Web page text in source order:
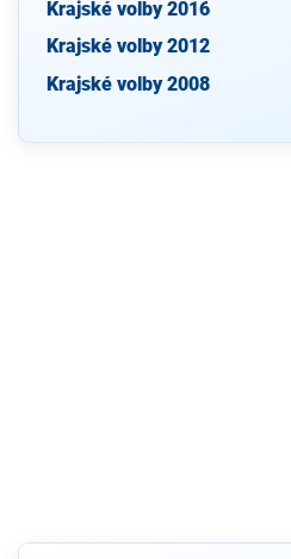
Krajské volby 2016
Krajské volby 2012
Krajské volby 2008